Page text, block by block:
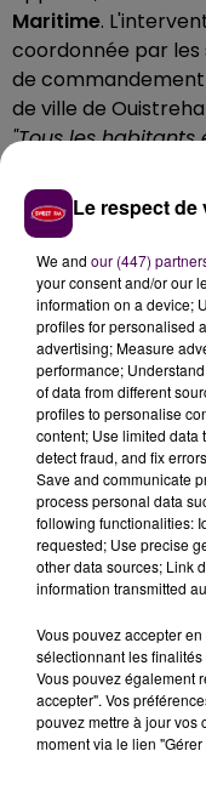
Maritime.
coordonnée par les
de
de ville de
"Tous les habitants
travaillent dans
mètres autour de
évacué la zone le
savoir.
La municipalité
toute circulation,
zone sécuriséece
publie, sur son site
Le respect
We and our (447)
your consent and/or our
information on a device;
profiles for personalised
advertising; Measure
performance;
of data from different
profiles to personalise
content; Use limited data
detect fraud, and fix
Save and communicate
process personal data
following functionalities:
requested; Use precise
other data sources; Link
information transmitted
Vous pouvez accepter
sélectionnant les
Vous pouvez également
accepter". Vos
pouvez mettre à jour vos
moment via le lien